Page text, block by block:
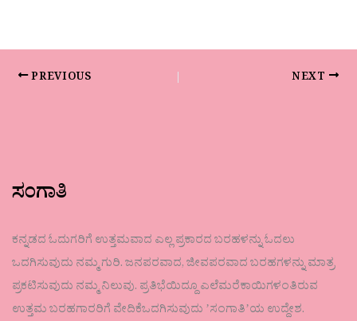
PREVIOUS NEXT
ಸಂಗಾತಿ
ಕನ್ನಡದ ಓದುಗರಿಗೆ ಉತ್ತಮವಾದ ಎಲ್ಲ ಪ್ರಕಾರದ ಬರಹಳನ್ನು ಓದಲು
ಒದಗಿಸುವುದು ನಮ್ಮ ಗುರಿ. ಜನಪರವಾದ, ಜೀವಪರವಾದ ಬರಹಗಳನ್ನು ಮಾತ್ರ
ಪ್ರಕಟಿಸುವುದು ನಮ್ಮ ನಿಲುವು. ಪ್ರತಿಭೆಯಿದ್ದೂ ಎಲೆಮರೆಕಾಯಿಗಳಂತಿರುವ
ಉತ್ತಮ ಬರಹಗಾರರಿಗೆ ವೇದಿಕೆಒದಗಿಸುವುದು ʼಸಂಗಾತಿʼಯ ಉದ್ದೇಶ.